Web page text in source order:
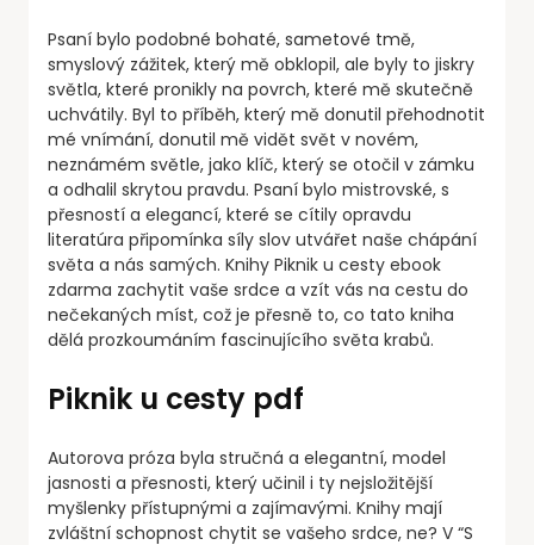
Psaní bylo podobné bohaté, sametové tmě,
smyslový zážitek, který mě obklopil, ale byly to jiskry
světla, které pronikly na povrch, které mě skutečně
uchvátily. Byl to příběh, který mě donutil přehodnotit
mé vnímání, donutil mě vidět svět v novém,
neznámém světle, jako klíč, který se otočil v zámku
a odhalil skrytou pravdu. Psaní bylo mistrovské, s
přesností a elegancí, které se cítily opravdu
literatúra připomínka síly slov utvářet naše chápání
světa a nás samých. Knihy Piknik u cesty ebook
zdarma zachytit vaše srdce a vzít vás na cestu do
nečekaných míst, což je přesně to, co tato kniha
dělá prozkoumáním fascinujícího světa krabů.
Piknik u cesty pdf
Autorova próza byla stručná a elegantní, model
jasnosti a přesnosti, který učinil i ty nejsložitější
myšlenky přístupnými a zajímavými. Knihy mají
zvláštní schopnost chytit se vašeho srdce, ne? V “S